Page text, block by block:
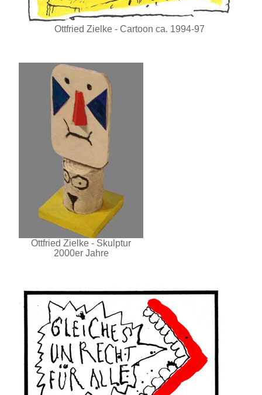
Ottfried Zielke - Cartoon ca. 1994-97
Ottfried Zielke - Skulptur
2000er Jahre